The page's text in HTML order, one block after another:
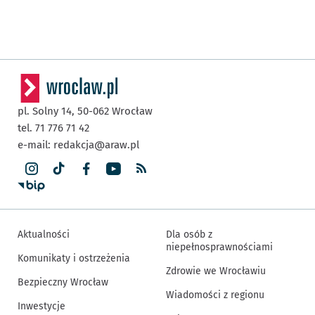
pl. Solny 14, 50-062 Wrocław
tel. 71 776 71 42
e-mail: redakcja@araw.pl
Aktualności
Komunikaty i ostrzeżenia
Bezpieczny Wrocław
Inwestycje
Dla osób z
niepełnosprawnościami
Zdrowie we Wrocławiu
Wiadomości z regionu